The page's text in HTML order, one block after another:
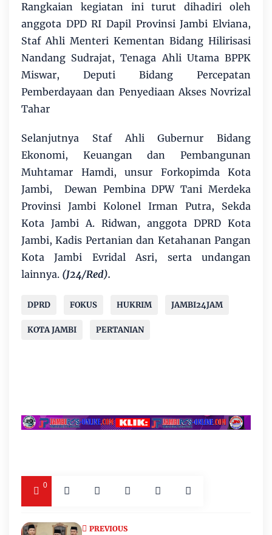
Rangkaian kegiatan ini turut dihadiri oleh
anggota DPD RI Dapil Provinsi Jambi Elviana,
Staf Ahli Menteri Kementan Bidang Hilirisasi
Nandang Sudrajat, Tenaga Ahli Utama BPPK
Miswar, Deputi Bidang Percepatan
Pemberdayaan dan Penyediaan Akses Novrizal
Tahar
Selanjutnya Staf Ahli Gubernur Bidang
Ekonomi, Keuangan dan Pembangunan
Muhtamar Hamdi, unsur Forkopimda Kota
Jambi, Dewan Pembina DPW Tani Merdeka
Provinsi Jambi Kolonel Irman Putra, Sekda
Kota Jambi A. Ridwan, anggota DPRD Kota
Jambi, Kadis Pertanian dan Ketahanan Pangan
Kota Jambi Evridal Asri, serta undangan
lainnya. (J24/Red).
DPRD FOKUS HUKRIM JAMBI24JAM
KOTA JAMBI PERTANIAN
0
PREVIOUS